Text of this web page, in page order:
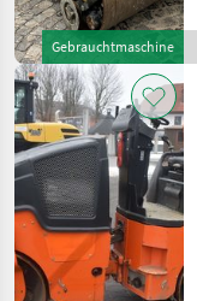
Gebrauchtmaschine